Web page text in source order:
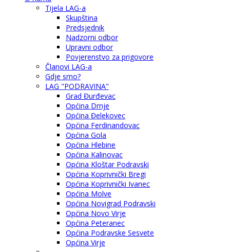
Tijela LAG-a
Skupština
Predsjednik
Nadzorni odbor
Upravni odbor
Povjerenstvo za prigovore
Članovi LAG-a
Gdje smo?
LAG "PODRAVINA"
Grad Đurđevac
Općina Drnje
Općina Đelekovec
Općina Ferdinandovac
Općina Gola
Općina Hlebine
Općina Kalinovac
Općina Kloštar Podravski
Općina Koprivnički Bregi
Općina Koprivnički Ivanec
Općina Molve
Općina Novigrad Podravski
Općina Novo Virje
Općina Peteranec
Općina Podravske Sesvete
Općina Virje